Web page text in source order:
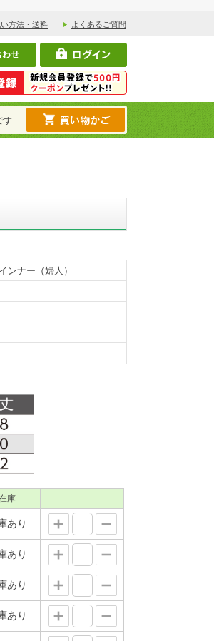
方法・送料 よくあるご質問
す...
ンナー（婦人）
庫
あり
あり
あり
あり